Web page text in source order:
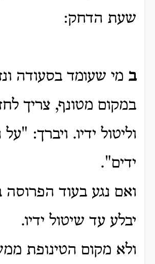
שעת הדחק:
ב מי שעומד בסעודה
במקום מטונף, צריך
וליטול ידיו. ויברך:
ידים".
ואם נגע בעוד הפרוסה
יבלע עד שיטול ידיו.
ולא מקום הטינופת